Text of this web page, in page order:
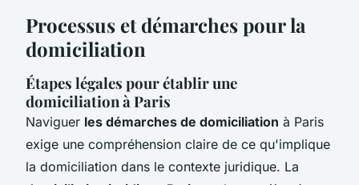
Processus et démarches pour la
domiciliation
Étapes légales pour établir une
domiciliation à Paris
Naviguer les démarches de domiciliation à Paris
exige une compréhension claire de ce qu'implique
la domiciliation dans le contexte juridique. La